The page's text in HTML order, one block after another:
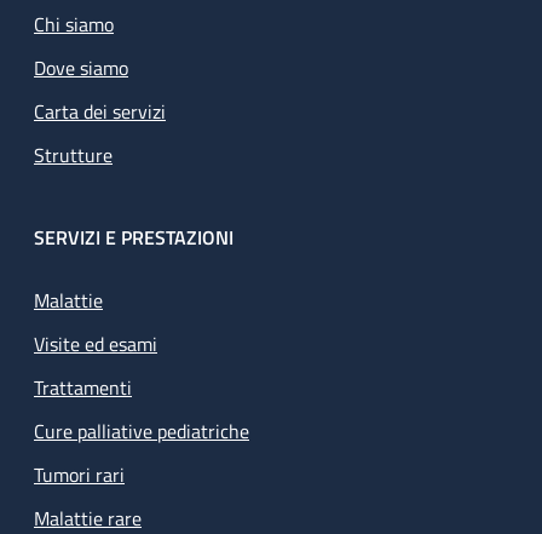
Chi siamo
Dove siamo
Carta dei servizi
Strutture
SERVIZI E PRESTAZIONI
Malattie
Visite ed esami
Trattamenti
Cure palliative pediatriche
Tumori rari
Malattie rare